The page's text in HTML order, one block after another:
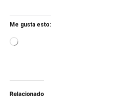
Me gusta esto:
g
Relacionado